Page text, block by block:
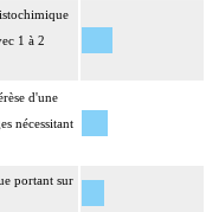
1 à 2
d'une
nécessitant
portant sur